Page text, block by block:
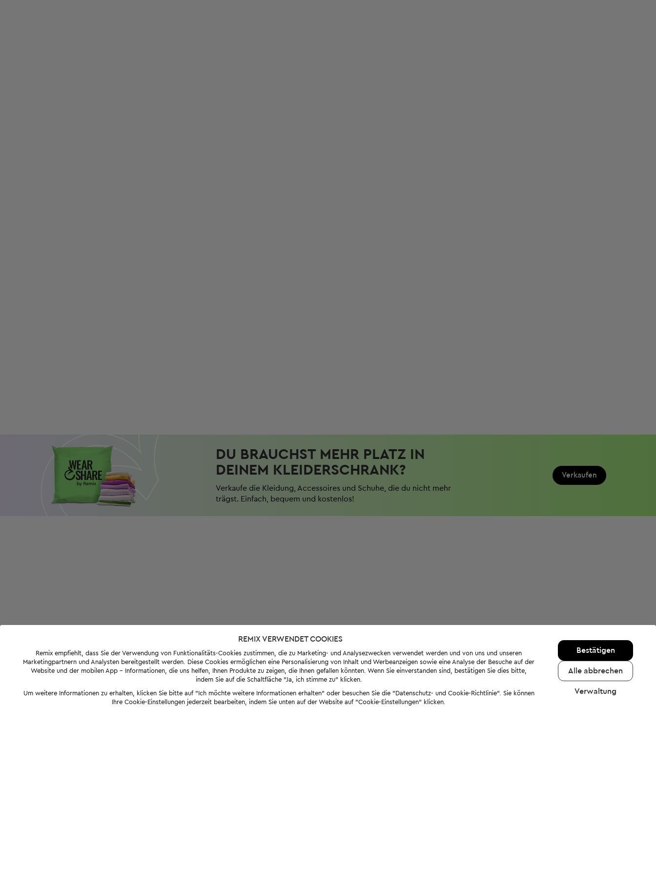
DU BRAUCHST MEHR PLATZ IN
DEINEM KLEIDERSCHRANK?
Verkaufe die Kleidung, Accessoires und Schuhe, die du nicht mehr
trägst. Einfach, bequem und kostenlos!
Verkaufen
REMIX VERWENDET COOKIES
Remix empfiehlt, dass Sie der Verwendung von Funktionalitäts-Cookies zustimmen, die zu Marketing- und Analysezwecken verwendet werden und von uns und unseren
Marketingpartnern und Analysten bereitgestellt werden. Diese Cookies ermöglichen eine Personalisierung von Inhalt und Werbeanzeigen sowie eine Analyse der Besuche auf der
Website und der mobilen App - Informationen, die uns helfen, Ihnen Produkte zu zeigen, die Ihnen gefallen könnten. Wenn Sie einverstanden sind, bestätigen Sie dies bitte,
indem Sie auf die Schaltfläche "Ja, ich stimme zu" klicken.
Um weitere Informationen zu erhalten, klicken Sie bitte auf "Ich möchte weitere Informationen erhalten" oder besuchen Sie die "Datenschutz- und Cookie-Richtlinie". Sie können
Ihre Cookie-Einstellungen jederzeit bearbeiten, indem Sie unten auf der Website auf "Cookie-Einstellungen" klicken.
Bestätigen
Alle abbrechen
Verwaltung